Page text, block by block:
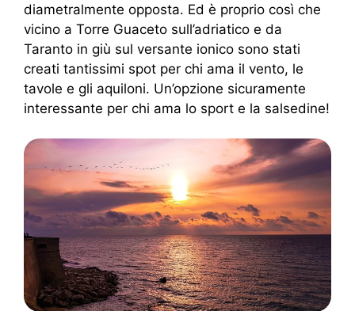
diametralmente opposta. Ed è proprio così che
vicino a Torre Guaceto sull’adriatico e da
Taranto in giù sul versante ionico sono stati
creati tantissimi spot per chi ama il vento, le
tavole e gli aquiloni. Un’opzione sicuramente
interessante per chi ama lo sport e la salsedine!